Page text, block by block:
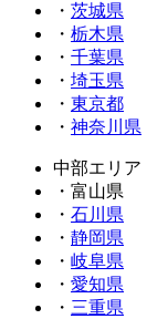
・ 茨城県
・ 栃木県
・ 千葉県
・ 埼玉県
・ 東京都
・ 神奈川県
中部エリア
・富山県
・ 石川県
・ 静岡県
・ 岐阜県
・ 愛知県
・ 三重県